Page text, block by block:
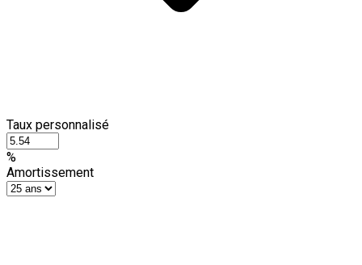
Taux personnalisé
%
Amortissement